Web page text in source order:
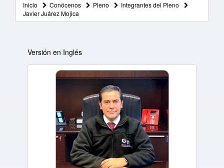
Inicio Conócenos Pleno
Integrantes del Pleno
Javier Juárez Mojica
Versión en Inglés